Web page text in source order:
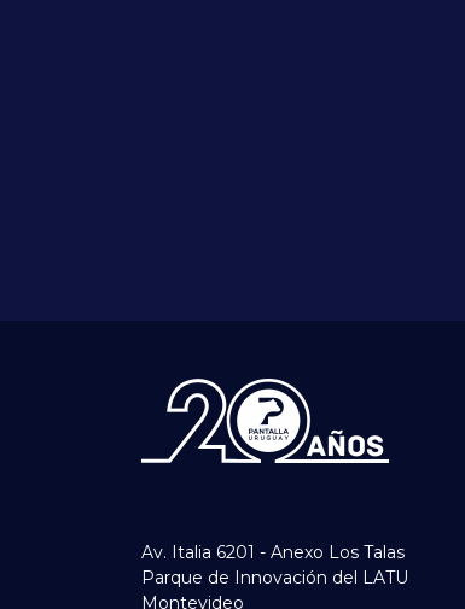
Av. Italia 6201 - Anexo Los Talas
Parque de Innovación del LATU
Montevideo